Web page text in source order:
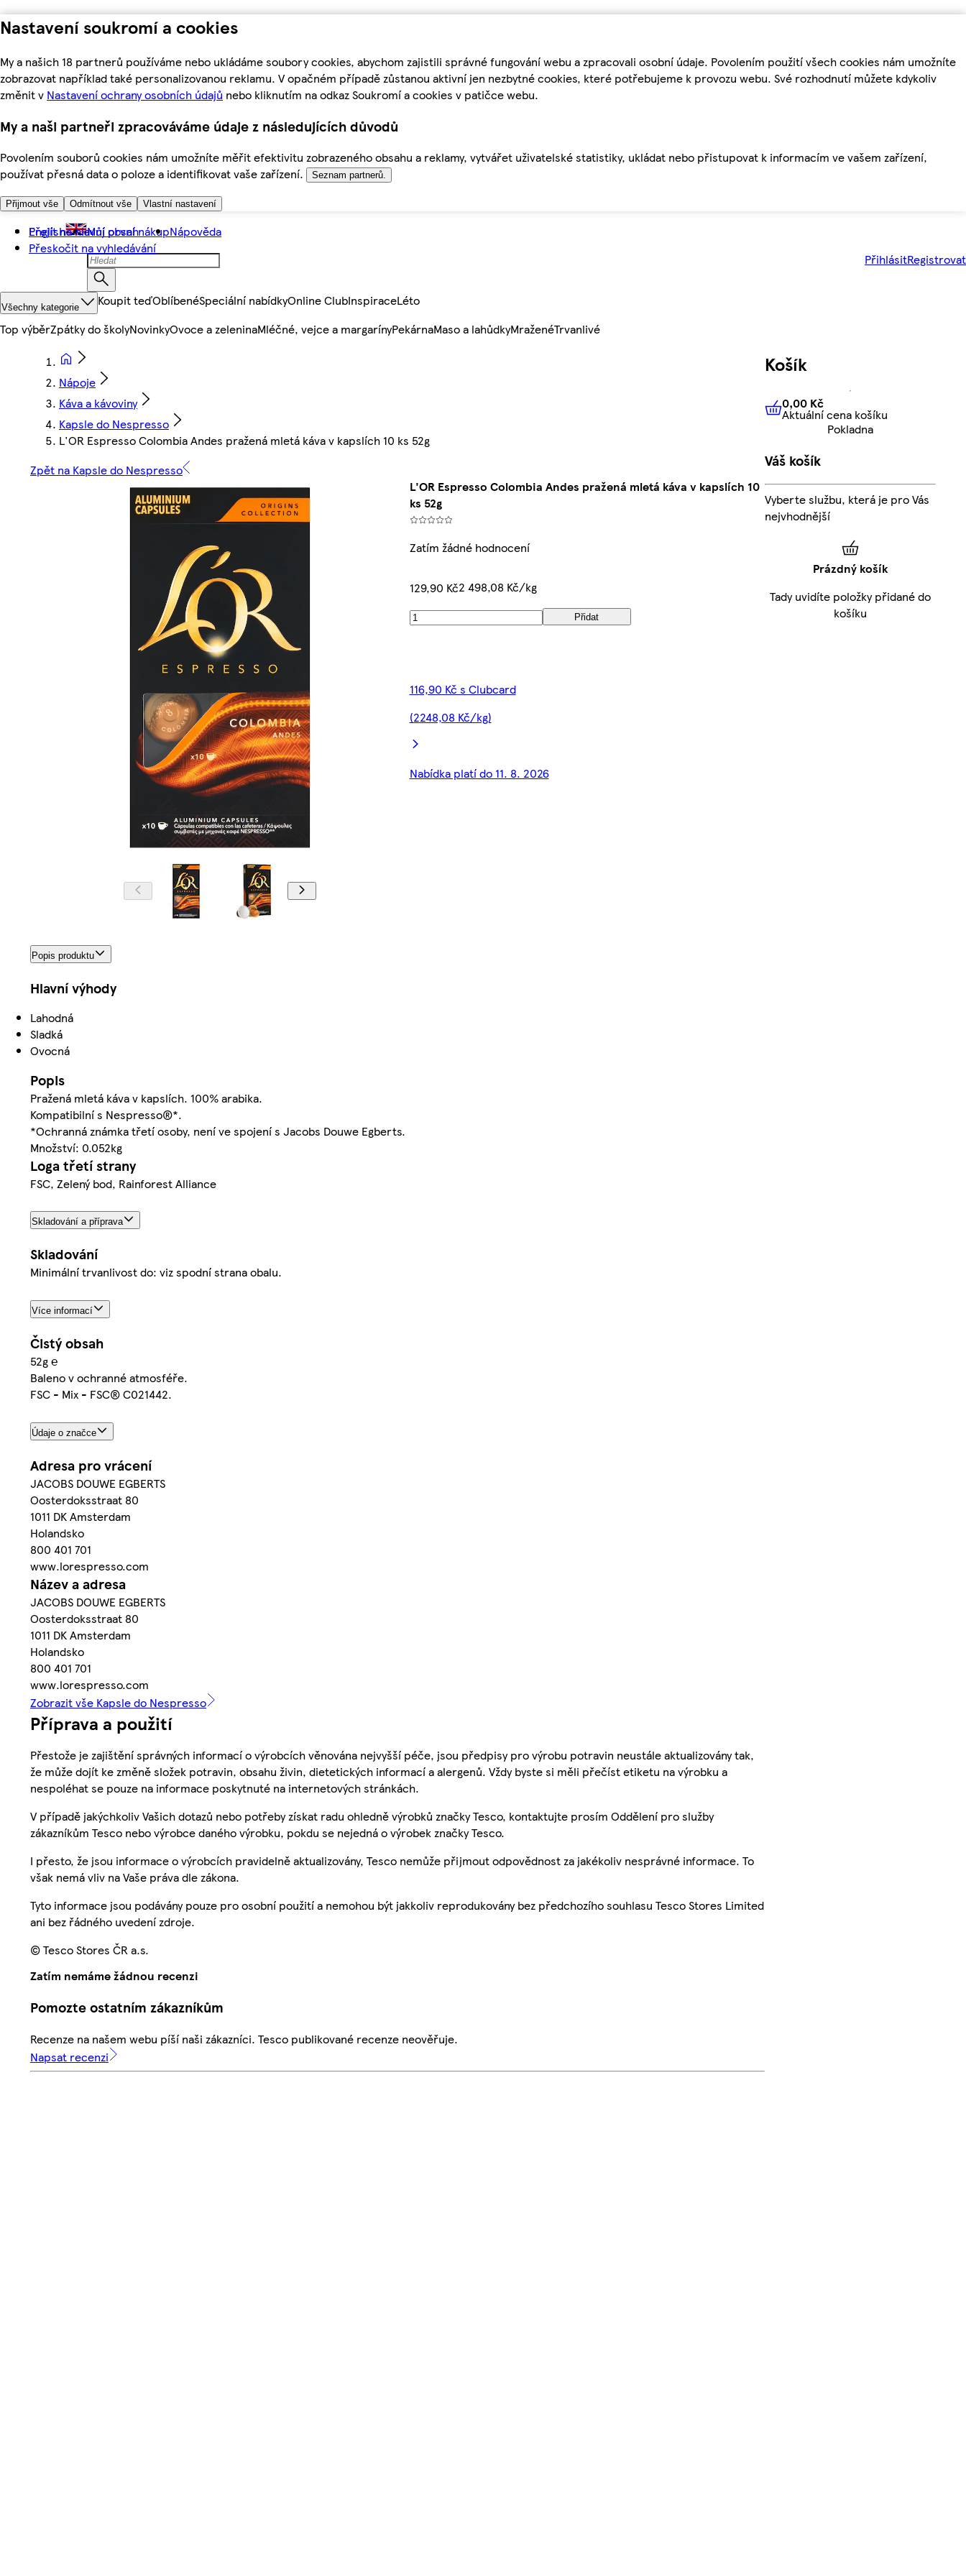
Nastavení soukromí a cookies
My a našich 18 partnerů používáme nebo ukládáme soubory cookies, abychom zajistili správné fungování webu a zpracovali osobní údaje. Povolením použití všech cookies nám umožníte
zobrazovat například také personalizovanou reklamu. V opačném případě zůstanou aktivní jen nezbytné cookies, které potřebujeme k provozu webu. Své rozhodnutí můžete kdykoliv
změnit v Nastavení ochrany osobních údajů nebo kliknutím na odkaz Soukromí a cookies v patičce webu.
My a naši partneři zpracováváme údaje z následujících důvodů
Povolením souborů cookies nám umožníte měřit efektivitu zobrazeného obsahu a reklamy, vytvářet uživatelské statistiky, ukládat nebo přistupovat k informacím ve vašem zařízení,
používat přesná data o poloze a identifikovat vaše zařízení.
Seznam partnerů.
Přijmout vše Odmítnout vše Vlastní nastavení
Přejít na hlavní obsah
Přeskočit na vyhledávání
English Můj první nákupNápověda
PřihlásitRegistrovat
Všechny kategorie Koupit teďOblíbenéSpeciální nabídkyOnline ClubInspiraceLéto
Top výběrZpátky do školyNovinkyOvoce a zeleninaMléčné, vejce a margarínyPekárnaMaso a lahůdkyMraženéTrvanlivé
Nápoje
Káva a kávoviny
Kapsle do Nespresso
L'OR Espresso Colombia Andes pražená mletá káva v kapslích 10 ks 52g
Zpět na Kapsle do Nespresso
L'OR Espresso Colombia Andes pražená mletá káva v kapslích 10
ks 52g
Zatím žádné hodnocení
129,90 Kč2 498,08 Kč/kg
Přidat
116,90 Kč s Clubcard
(2248,08 Kč/kg)
Nabídka platí do 11. 8. 2026
Popis produktu
Hlavní výhody
Lahodná
Sladká
Ovocná
Popis
Pražená mletá káva v kapslích. 100% arabika.
Kompatibilní s Nespresso®*.
*Ochranná známka třetí osoby, není ve spojení s Jacobs Douwe Egberts.
Množství: 0.052kg
Loga třetí strany
FSC, Zelený bod, Rainforest Alliance
Skladování a příprava
Skladování
Minimální trvanlivost do: viz spodní strana obalu.
Více informací
Čistý obsah
52g ℮
Baleno v ochranné atmosféře.
FSC - Mix - FSC® C021442.
Údaje o značce
Adresa pro vrácení
JACOBS DOUWE EGBERTS
Oosterdoksstraat 80
1011 DK Amsterdam
Holandsko
800 401 701
www.lorespresso.com
Název a adresa
JACOBS DOUWE EGBERTS
Oosterdoksstraat 80
1011 DK Amsterdam
Holandsko
800 401 701
www.lorespresso.com
Zobrazit vše Kapsle do Nespresso
Příprava a použití
Přestože je zajištění správných informací o výrobcích věnována nejvyšší péče, jsou předpisy pro výrobu potravin neustále aktualizovány tak,
že může dojít ke změně složek potravin, obsahu živin, dietetických informací a alergenů. Vždy byste si měli přečíst etiketu na výrobku a
nespoléhat se pouze na informace poskytnuté na internetových stránkách.
V případě jakýchkoliv Vašich dotazů nebo potřeby získat radu ohledně výrobků značky Tesco, kontaktujte prosím Oddělení pro služby
zákazníkům Tesco nebo výrobce daného výrobku, pokdu se nejedná o výrobek značky Tesco.
I přesto, že jsou informace o výrobcích pravidelně aktualizovány, Tesco nemůže přijmout odpovědnost za jakékoliv nesprávné informace. To
však nemá vliv na Vaše práva dle zákona.
Tyto informace jsou podávány pouze pro osobní použití a nemohou být jakkoliv reprodukovány bez předchozího souhlasu Tesco Stores Limited
ani bez řádného uvedení zdroje.
© Tesco Stores ČR a.s.
Zatím nemáme žádnou recenzi
Pomozte ostatním zákazníkům
Recenze na našem webu píší naši zákazníci. Tesco publikované recenze neověřuje.
Napsat recenzi
Košík
0,00 KčAktuální cena košíku
0,00 Kč
Aktuální cena košíku
Pokladna
Váš košík
Vyberte službu, která je pro Vás
nejvhodnější
Prázdný košík
Tady uvidíte položky přidané do
košíku